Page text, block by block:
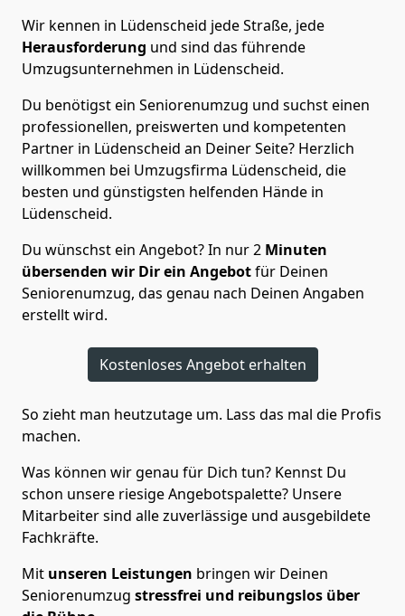
Wir kennen in Lüdenscheid jede Straße, jede
Herausforderung und sind das führende
Umzugsunternehmen in Lüdenscheid.
Du benötigst ein Seniorenumzug und suchst einen
professionellen, preiswerten und kompetenten
Partner in Lüdenscheid an Deiner Seite? Herzlich
willkommen bei Umzugsfirma Lüdenscheid, die
besten und günstigsten helfenden Hände in
Lüdenscheid.
Du wünschst ein Angebot? In nur 2 Minuten
übersenden wir Dir ein Angebotfür Deinen
Seniorenumzug, das genau nach Deinen Angaben
erstellt wird.
Kostenloses Angebot erhalten
So zieht man heutzutage um. Lass das mal die Profis
machen.
Was können wir genau für Dich tun? Kennst Du
schon unsere riesige Angebotspalette? Unsere
Mitarbeiter sind alle zuverlässige und ausgebildete
Fachkräfte.
Mit unseren Leistungen bringen wir Deinen
Seniorenumzug stressfrei und reibungslos über